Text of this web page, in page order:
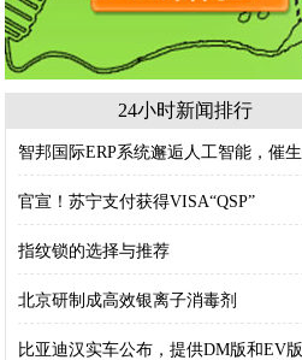
24小时新闻排行
智邦国际ERP系统邂逅人工智能，催生
官宣！苏宁支付获得VISA“QSP”
指纹锁的选择与推荐
北京研制成高效银离子消毒剂
比亚迪汉实车公布，提供DM版和EV版